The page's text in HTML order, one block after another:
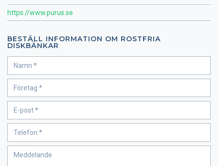
https://www.purus.se
BESTÄLL INFORMATION OM ROSTFRIA
DISKBÄNKAR